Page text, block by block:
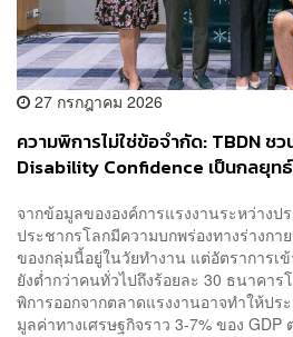
27 กรกฎาคม 2026
ความพิการไม่ใช่ข้อจำกัด: TBDN ช
Disability Confidence เป็นกลยุทธ์
จากข้อมูลขององค์การแรงงานระหว่างป
ประชากรโลกมีความบกพร่องทางร่างกา
ของกลุ่มนี้อยู่ในวัยทำงาน แต่อัตราการเ
ยังต่ำกว่าคนทั่วไปถึงร้อยละ 30 ธนาคาร
พิการออกจากตลาดแรงงานอาจทำให้ป
มูลค่าทางเศรษฐกิจราว 3-7% ของ